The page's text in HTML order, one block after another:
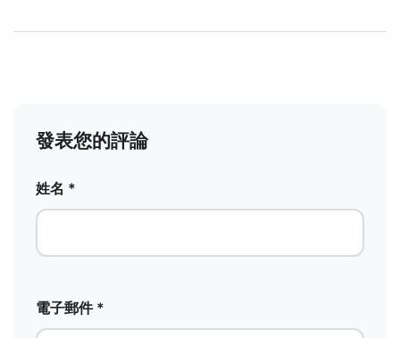
發表您的評論
姓名 *
電子郵件 *